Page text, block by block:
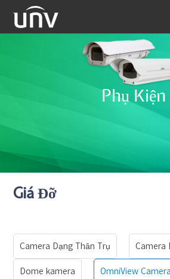
Phụ Kiện
Giá Đỡ
Camera Dạng Thân Trụ Camera
Dome kamera OmniView Camera